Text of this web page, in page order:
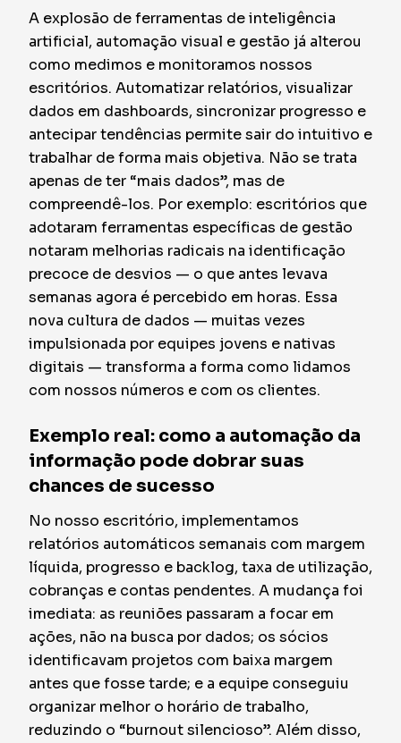
A explosão de ferramentas de inteligência
artificial, automação visual e gestão já alterou
como medimos e monitoramos nossos
escritórios. Automatizar relatórios, visualizar
dados em dashboards, sincronizar progresso e
antecipar tendências permite sair do intuitivo e
trabalhar de forma mais objetiva. Não se trata
apenas de ter “mais dados”, mas de
compreendê-los. Por exemplo: escritórios que
adotaram ferramentas específicas de gestão
notaram melhorias radicais na identificação
precoce de desvios — o que antes levava
semanas agora é percebido em horas. Essa
nova cultura de dados — muitas vezes
impulsionada por equipes jovens e nativas
digitais — transforma a forma como lidamos
com nossos números e com os clientes.
Exemplo real: como a automação da
informação pode dobrar suas
chances de sucesso
No nosso escritório, implementamos
relatórios automáticos semanais com margem
líquida, progresso e backlog, taxa de utilização,
cobranças e contas pendentes. A mudança foi
imediata: as reuniões passaram a focar em
ações, não na busca por dados; os sócios
identificavam projetos com baixa margem
antes que fosse tarde; e a equipe conseguiu
organizar melhor o horário de trabalho,
reduzindo o “burnout silencioso”. Além disso,